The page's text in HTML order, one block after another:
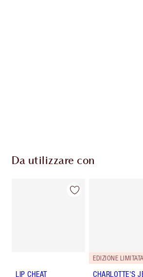
Da utilizzare con
LIP CHEAT
EDIZIONE LIMITATA
CHARLOTTE'S